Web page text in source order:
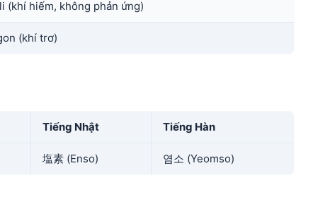
(khí hiếm, không phản ứng)
(khí trơ)
Tiếng Nhật Tiếng Hàn
塩素 (Enso) 염소 (Yeomso)